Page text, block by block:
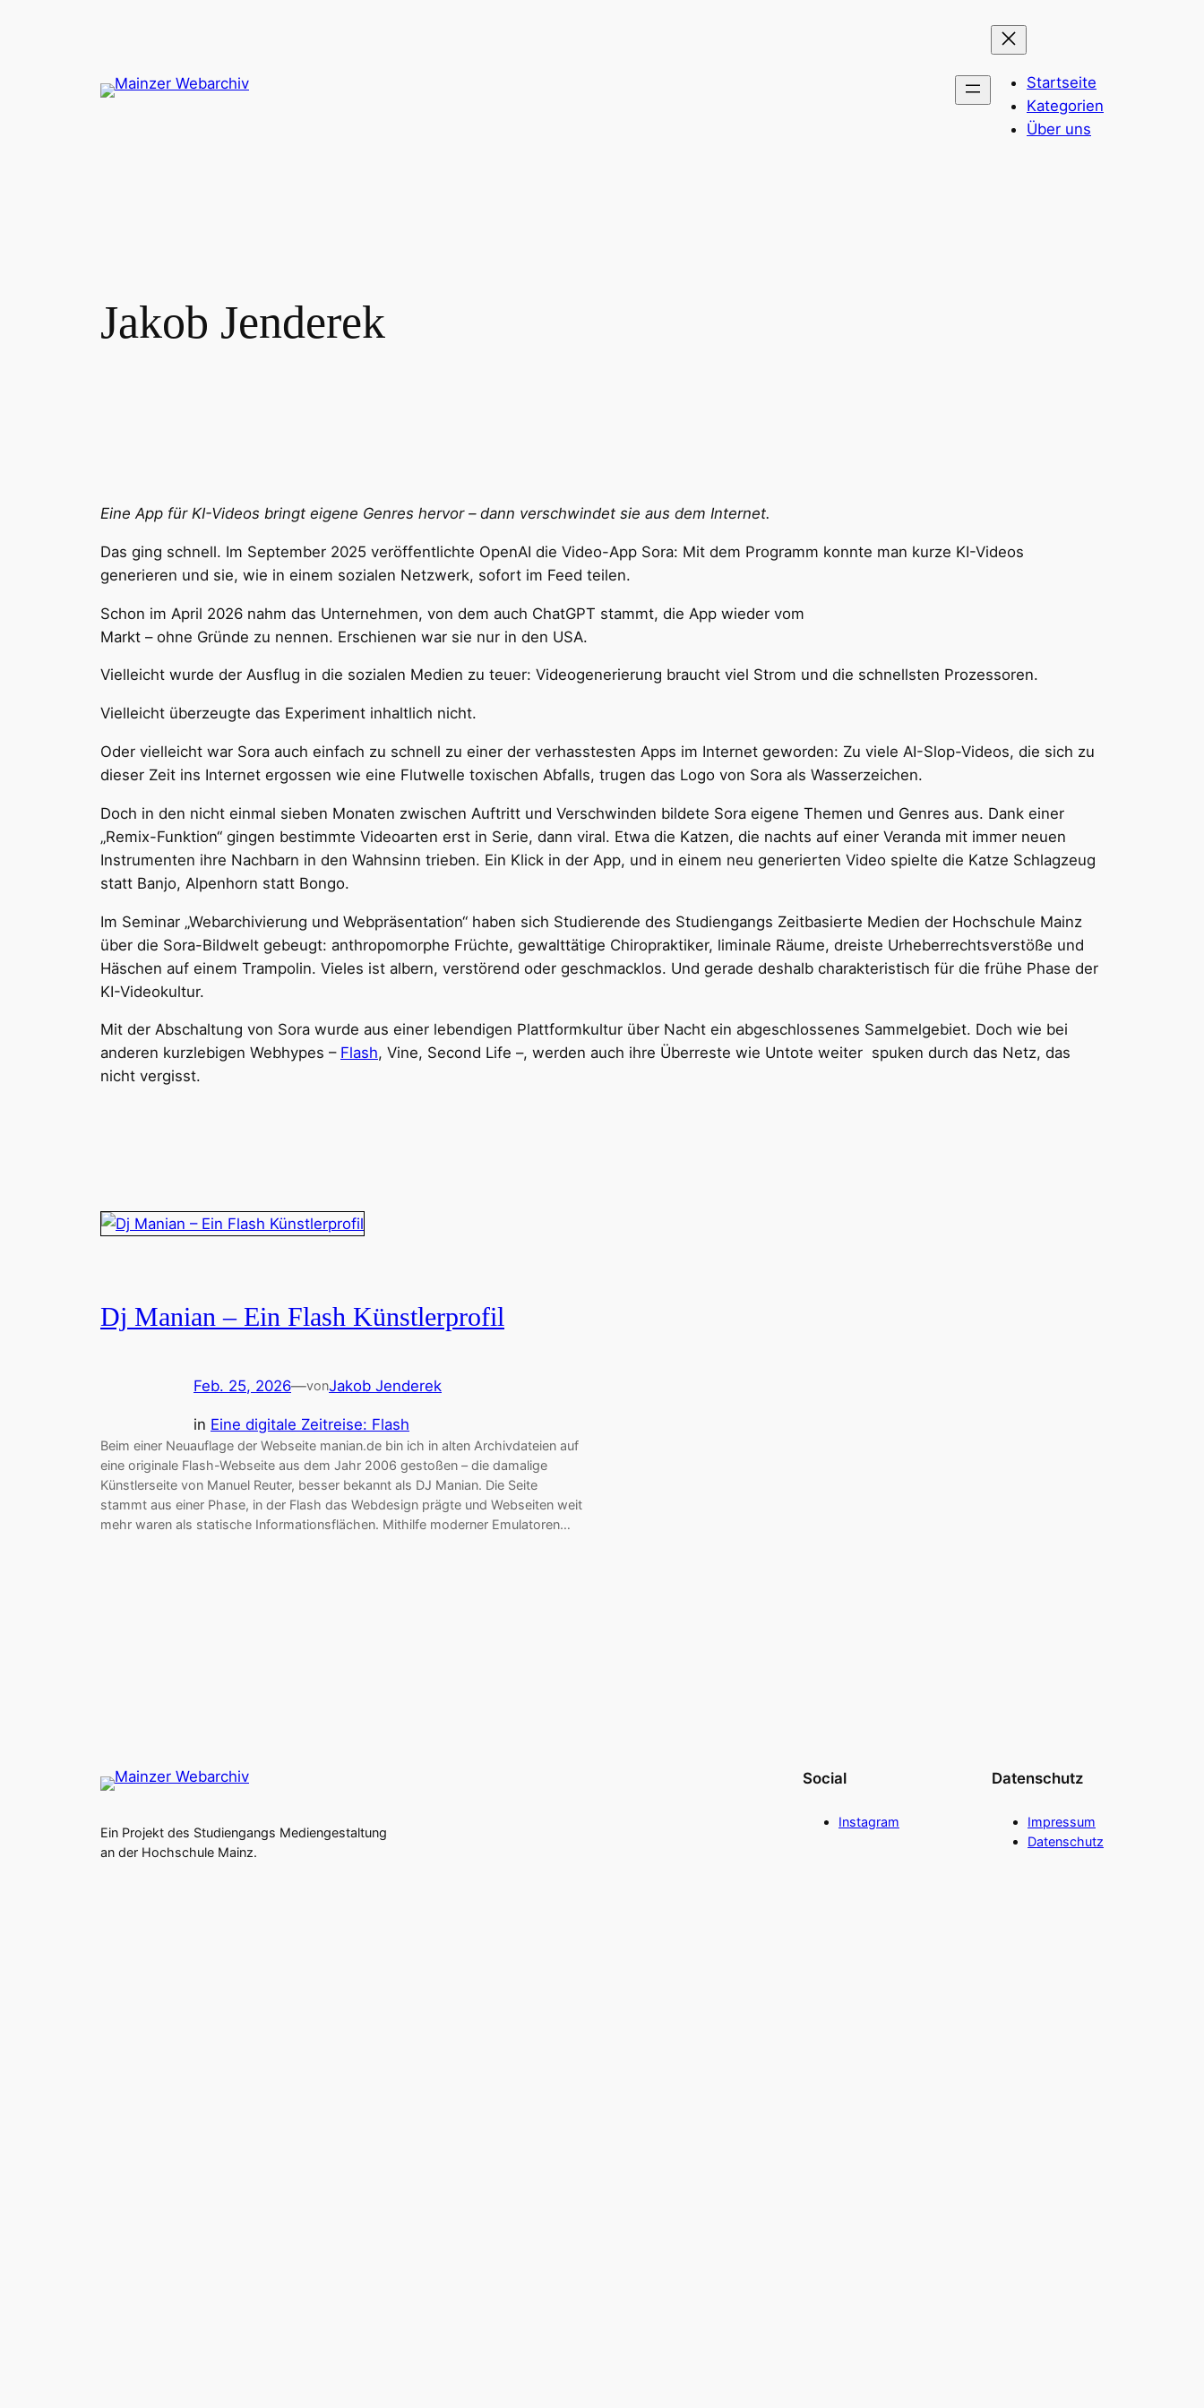
Startseite
Kategorien
Über uns
Jakob Jenderek
Eine App für KI-Videos bringt eigene Genres hervor – dann verschwindet sie aus dem Internet.
Das ging schnell. Im September 2025 veröffentlichte OpenAI die Video-App Sora: Mit dem Programm konnte man kurze KI-Videos
generieren und sie, wie in einem sozialen Netzwerk, sofort im Feed teilen.
Schon im April 2026 nahm das Unternehmen, von dem auch ChatGPT stammt, die App wieder vom
Markt – ohne Gründe zu nennen. Erschienen war sie nur in den USA.
Vielleicht wurde der Ausflug in die sozialen Medien zu teuer: Videogenerierung braucht viel Strom und die schnellsten Prozessoren.
Vielleicht überzeugte das Experiment inhaltlich nicht.
Oder vielleicht war Sora auch einfach zu schnell zu einer der verhasstesten Apps im Internet geworden: Zu viele AI-Slop-Videos, die sich zu
dieser Zeit ins Internet ergossen wie eine Flutwelle toxischen Abfalls, trugen das Logo von Sora als Wasserzeichen.
Doch in den nicht einmal sieben Monaten zwischen Auftritt und Verschwinden bildete Sora eigene Themen und Genres aus. Dank einer
„Remix-Funktion“ gingen bestimmte Videoarten erst in Serie, dann viral. Etwa die Katzen, die nachts auf einer Veranda mit immer neuen
Instrumenten ihre Nachbarn in den Wahnsinn trieben. Ein Klick in der App, und in einem neu generierten Video spielte die Katze Schlagzeug
statt Banjo, Alpenhorn statt Bongo.
Im Seminar „Webarchivierung und Webpräsentation“ haben sich Studierende des Studiengangs Zeitbasierte Medien der Hochschule Mainz
über die Sora-Bildwelt gebeugt: anthropomorphe Früchte, gewalttätige Chiropraktiker, liminale Räume, dreiste Urheberrechtsverstöße und
Häschen auf einem Trampolin. Vieles ist albern, verstörend oder geschmacklos. Und gerade deshalb charakteristisch für die frühe Phase der
KI-Videokultur.
Mit der Abschaltung von Sora wurde aus einer lebendigen Plattformkultur über Nacht ein abgeschlossenes Sammelgebiet. Doch wie bei
anderen kurzlebigen Webhypes – Flash, Vine, Second Life –, werden auch ihre Überreste wie Untote weiter spuken durch das Netz, das
nicht vergisst.
Dj Manian – Ein Flash Künstlerprofil
Feb. 25, 2026—vonJakob Jenderek
in Eine digitale Zeitreise: Flash
Beim einer Neuauflage der Webseite manian.de bin ich in alten Archivdateien auf
eine originale Flash-Webseite aus dem Jahr 2006 gestoßen – die damalige
Künstlerseite von Manuel Reuter, besser bekannt als DJ Manian. Die Seite
stammt aus einer Phase, in der Flash das Webdesign prägte und Webseiten weit
mehr waren als statische Informationsflächen. Mithilfe moderner Emulatoren…
Ein Projekt des Studiengangs Mediengestaltung
an der Hochschule Mainz.
Social
Instagram
Datenschutz
Impressum
Datenschutz